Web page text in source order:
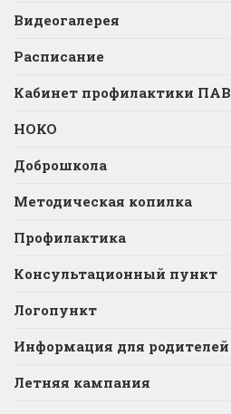
Видеогалерея
Расписание
Кабинет профилактики ПАВ
НОКО
Доброшкола
Методическая копилка
Профилактика
Консультационный пункт
Логопункт
Информация для родителей
Летняя кампания